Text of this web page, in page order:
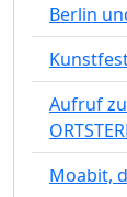
Berlin
Aufruf
Moabit,